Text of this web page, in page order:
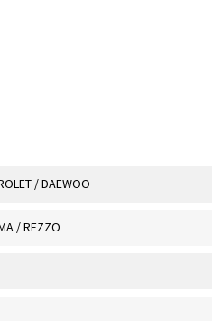
/ DAEWOO
/ REZZO